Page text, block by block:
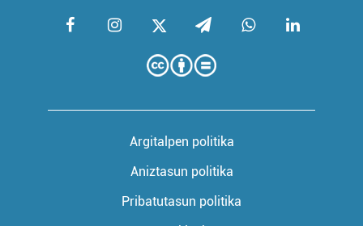
Argitalpen politika
Aniztasun politika
Pribatutasun politika